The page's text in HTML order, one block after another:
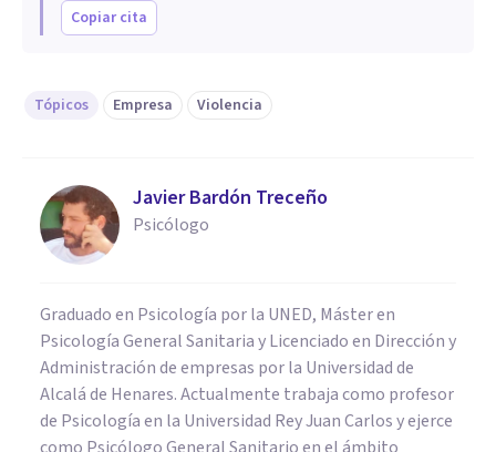
Copiar cita
Tópicos Empresa Violencia
Javier Bardón Treceño
Psicólogo
Graduado en Psicología por la UNED, Máster en
Psicología General Sanitaria y Licenciado en Dirección y
Administración de empresas por la Universidad de
Alcalá de Henares. Actualmente trabaja como profesor
de Psicología en la Universidad Rey Juan Carlos y ejerce